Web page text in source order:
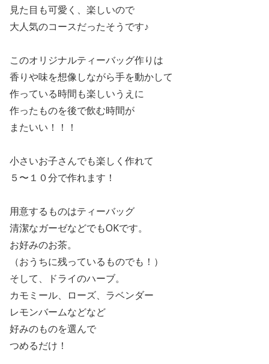
見た目も可愛く、楽しいので
大人気のコースだったそうです♪
このオリジナルティーバッグ作りは
香りや味を想像しながら手を動かして
作っている時間も楽しいうえに
作ったものを後で飲む時間が
またいい！！！
小さいお子さんでも楽しく作れて
５〜１０分で作れます！
用意するものはティーバッグ
清潔なガーゼなどでもOKです。
お好みのお茶。
（おうちに残っているものでも！）
そして、ドライのハーブ。
カモミール、ローズ、ラベンダー
レモンバームなどなど
好みのものを選んで
つめるだけ！